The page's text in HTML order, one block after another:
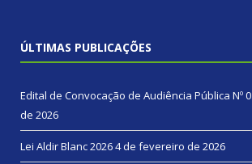
ÚLTIMAS PUBLICAÇÕES
Edital de Convocação de Audiência Pública Nº
de 2026
Lei Aldir Blanc 20264 de fevereiro de 2026